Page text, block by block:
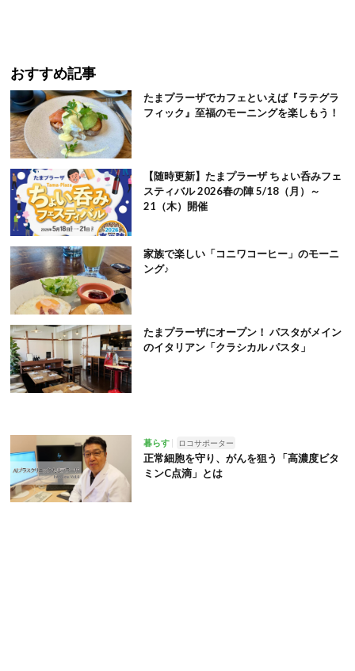
おすすめ記事
たまプラーザでカフェといえば『ラテグラ
フィック』至福のモーニングを楽しもう！
【随時更新】たまプラーザ ちょい呑みフェ
スティバル 2026春の陣 5/18（月）～
21（木）開催
家族で楽しい「コニワコーヒー」のモーニ
ング♪
たまプラーザにオープン！ パスタがメイン
のイタリアン「クラシカル パスタ」
暮らす ロコサポーター
正常細胞を守り、がんを狙う「高濃度ビタ
ミンC点滴」とは